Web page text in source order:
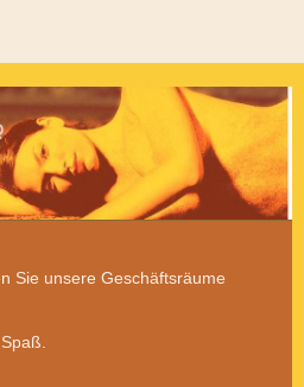
Sie unsere Geschäftsräume